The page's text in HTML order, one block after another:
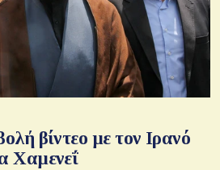
βίντεο με τον Ιρανό
Χαμενεΐ